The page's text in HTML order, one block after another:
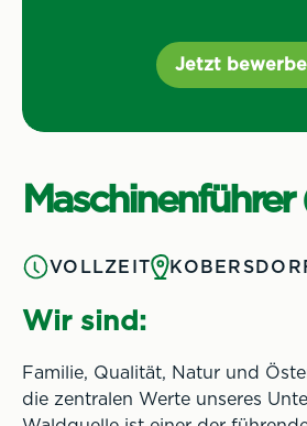
Jetzt
VOLLZEIT
Wir sind:
Familie, Qualität, Natur und
die zentralen Werte unseres